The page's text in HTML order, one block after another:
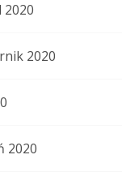
2020
2020
2020